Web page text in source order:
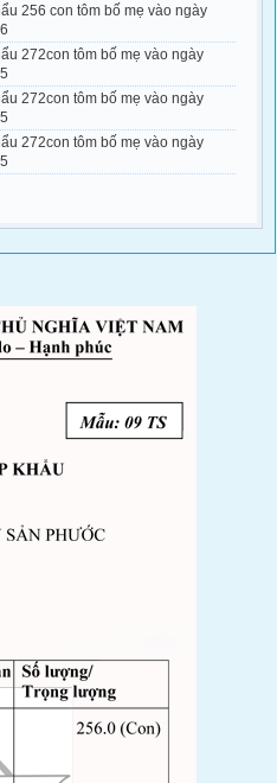
256 con tôm bố mẹ vào ngày
272con tôm bố mẹ vào ngày
272con tôm bố mẹ vào ngày
272con tôm bố mẹ vào ngày